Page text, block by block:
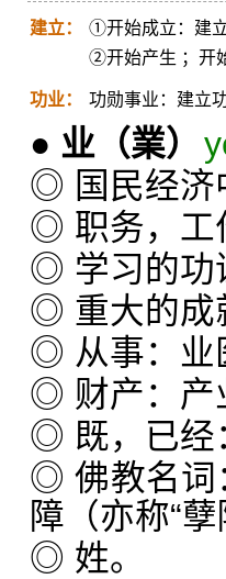
建立：
①开始成立：建
②开始产生 ；开
功业： 功勋事业：建立功
● 业 （業）
◎ 国民经济
◎ 职务，工
◎ 学习的功
◎ 重大的成
◎ 从事：业
◎ 财产：产
◎ 既，已经
◎ 佛教名词
障（亦称“孽
◎ 姓。